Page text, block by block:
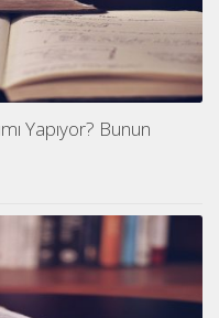
Yapıyor? Bunun